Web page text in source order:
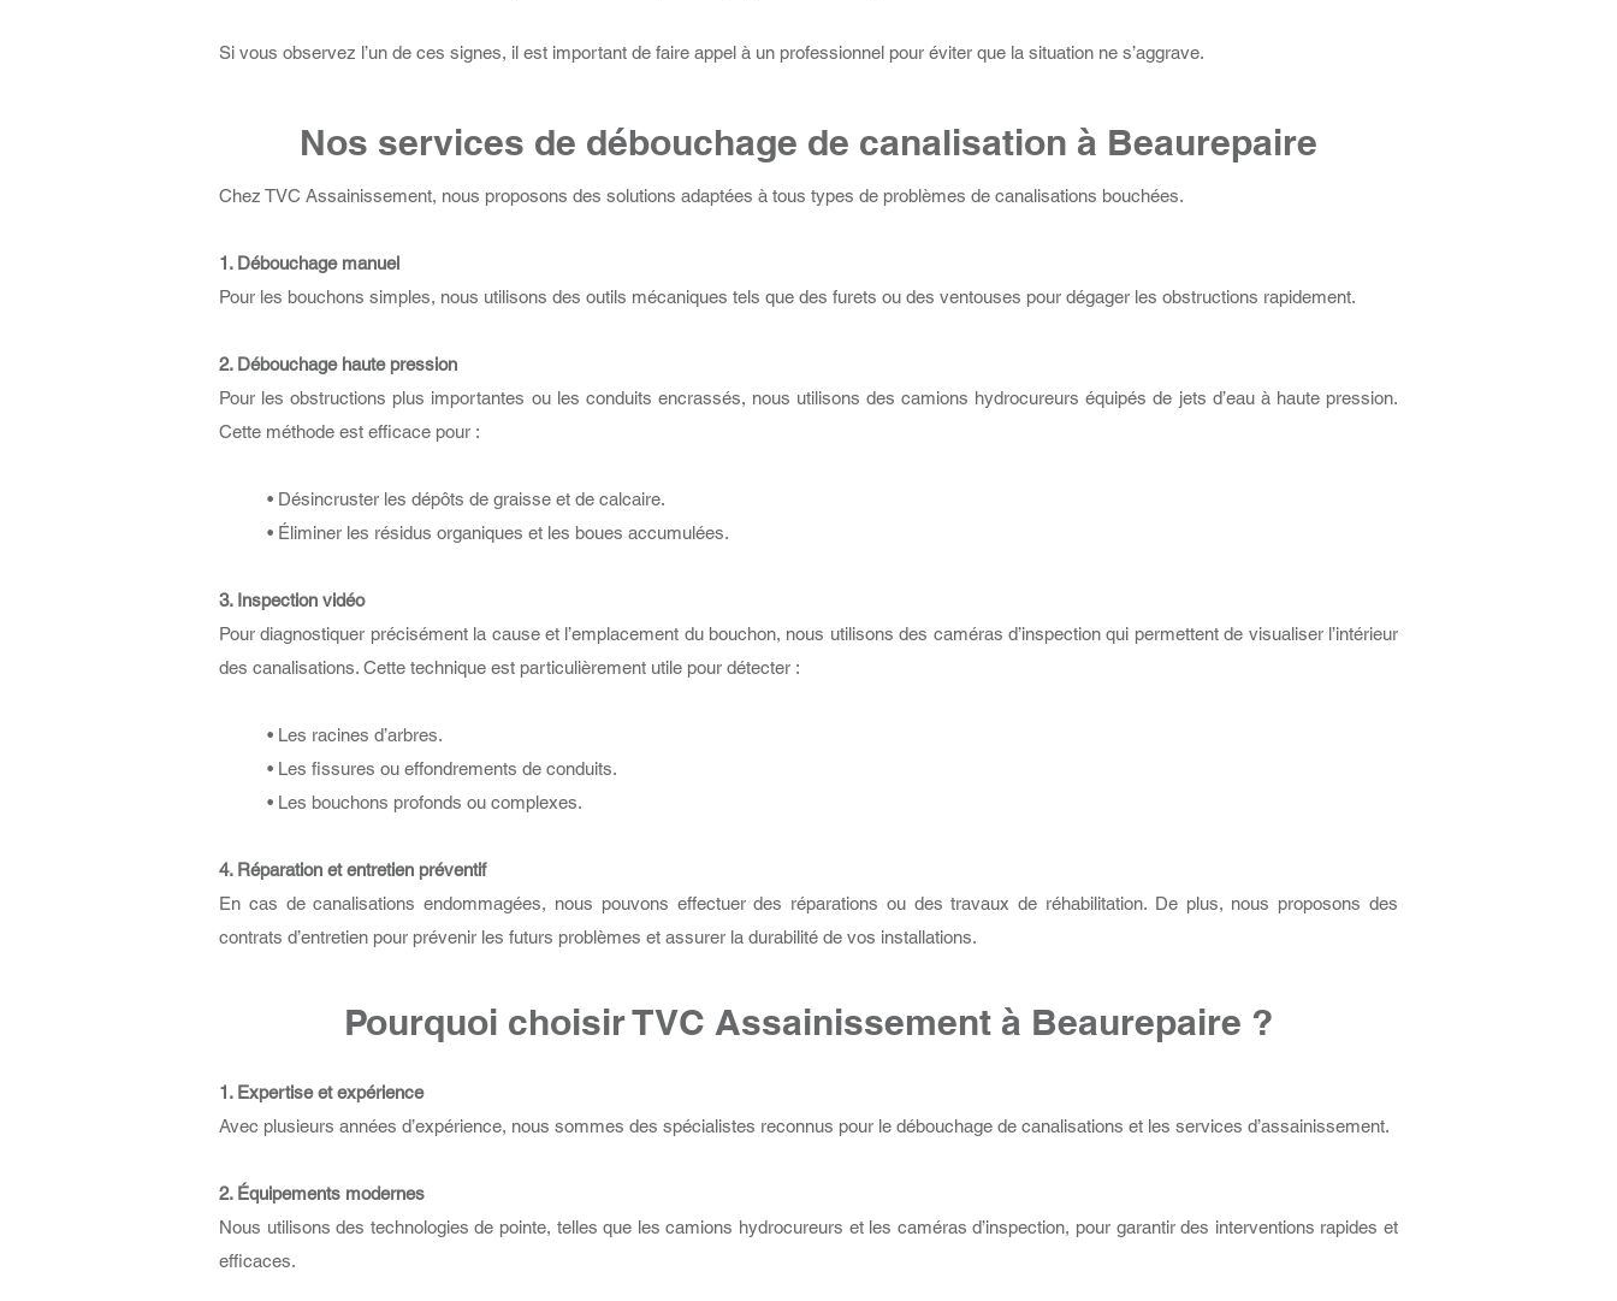
Si vous observez l’un de ces signes, il est important de faire appel à un professionnel pour éviter que la situation ne s’aggrave.
Nos services de débouchage de canalisation à Beaurepaire
Chez TVC Assainissement, nous proposons des solutions adaptées à tous types de problèmes de canalisations bouchées.
1. Débouchage manuel
Pour les bouchons simples, nous utilisons des outils mécaniques tels que des furets ou des ventouses pour dégager les obstructions rapidement.
2. Débouchage haute pression
Pour les obstructions plus importantes ou les conduits encrassés, nous utilisons des camions hydrocureurs équipés de jets d’eau à haute pression.
Cette méthode est efficace pour :
• Désincruster les dépôts de graisse et de calcaire.
• Éliminer les résidus organiques et les boues accumulées.
3. Inspection vidéo
Pour diagnostiquer précisément la cause et l’emplacement du bouchon, nous utilisons des caméras d’inspection qui permettent de visualiser l’intérieur
des canalisations. Cette technique est particulièrement utile pour détecter :
• Les racines d’arbres.
• Les fissures ou effondrements de conduits.
• Les bouchons profonds ou complexes.
4. Réparation et entretien préventif
En cas de canalisations endommagées, nous pouvons effectuer des réparations ou des travaux de réhabilitation. De plus, nous proposons des
contrats d’entretien pour prévenir les futurs problèmes et assurer la durabilité de vos installations.
Pourquoi choisir TVC Assainissement à Beaurepaire ?
1. Expertise et expérience
Avec plusieurs années d’expérience, nous sommes des spécialistes reconnus pour le débouchage de canalisations et les services d’assainissement.
2. Équipements modernes
Nous utilisons des technologies de pointe, telles que les camions hydrocureurs et les caméras d’inspection, pour garantir des interventions rapides et
efficaces.